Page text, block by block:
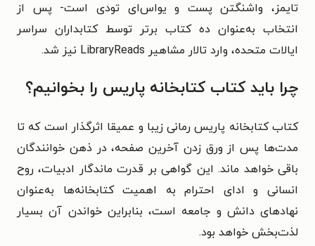
تایمز، واشنگتن پست و یواس‌ای تودی است- پس از
انتخاب به‌عنوان ده کتاب برتر توسط کتابداران سراسر
ایالات متحده، وارد تالار مشاهیر LibraryReads نیز شد.
چرا باید کتاب کتابخانه پاریس را بخوانیم؟
کتاب کتابخانه پاریس رمانی زیبا و عمیقا اثرگذار است که تا
مدت‌ها پس از ورق زدن آخرین صفحه، در ذهن خوانندگان
باقی خواهد ماند. این گواهی بر قدرت ماندگار ادبیات، روح
انسانی و ادای احترام به اهمیت کتابخانه‌ها به‌عنوان
نهادهای دانش و جامعه است، بنابراین خواندن آن بسیار
لذت‌بخش خواهد بود.